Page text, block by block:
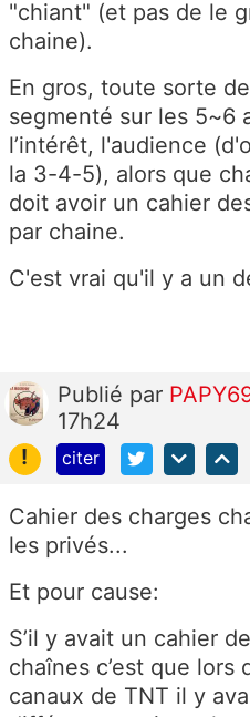
"chiant" (et pas de le
chaine).
En gros, toute sorte
segmenté sur les 5~6
l’intérêt, l'audience
la 3-4-5), alors que
doit avoir un cahier
par chaine.
C'est vrai qu'il y a un
Publié par
17h24
!
citer
Cahier des charges
les privés...
Et pour cause:
S’il y avait un cahier
chaînes c’est que lors
canaux de TNT il y